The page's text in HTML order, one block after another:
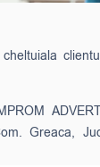
Greaca,